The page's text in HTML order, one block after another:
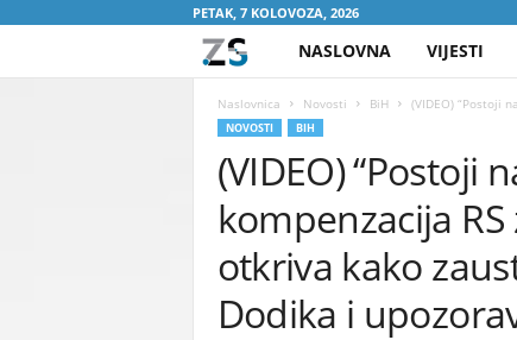
PETAK, 7 KOLOVOZA, 2026
A
S
E
B
NASLOVNA VIJESTI
Naslovnica Novosti BiH (VIDEO) “Postoji
NOVOSTI BIH
(VIDEO) “Postoji
kompenzacija RS
otkriva kako
Dodika i